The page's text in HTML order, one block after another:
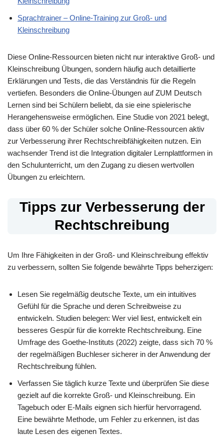
Sprachtrainer – Online-Training zur Groß- und
Kleinschreibung
Diese Online-Ressourcen bieten nicht nur interaktive Groß- und
Kleinschreibung Übungen, sondern häufig auch detaillierte
Erklärungen und Tests, die das Verständnis für die Regeln
vertiefen. Besonders die Online-Übungen auf ZUM Deutsch
Lernen sind bei Schülern beliebt, da sie eine spielerische
Herangehensweise ermöglichen. Eine Studie von 2021 belegt,
dass über 60 % der Schüler solche Online-Ressourcen aktiv
zur Verbesserung ihrer Rechtschreibfähigkeiten nutzen. Ein
wachsender Trend ist die Integration digitaler Lernplattformen in
den Schulunterricht, um den Zugang zu diesen wertvollen
Übungen zu erleichtern.
Tipps zur Verbesserung der
Rechtschreibung
Um Ihre Fähigkeiten in der Groß- und Kleinschreibung effektiv
zu verbessern, sollten Sie folgende bewährte Tipps beherzigen:
Lesen Sie regelmäßig deutsche Texte, um ein intuitives
Gefühl für die Sprache und deren Schreibweise zu
entwickeln. Studien belegen: Wer viel liest, entwickelt ein
besseres Gespür für die korrekte Rechtschreibung. Eine
Umfrage des Goethe-Instituts (2022) zeigte, dass sich 70 %
der regelmäßigen Buchleser sicherer in der Anwendung der
Rechtschreibung fühlen.
Verfassen Sie täglich kurze Texte und überprüfen Sie diese
gezielt auf die korrekte Groß- und Kleinschreibung. Ein
Tagebuch oder E-Mails eignen sich hierfür hervorragend.
Eine bewährte Methode, um Fehler zu erkennen, ist das
laute Lesen des eigenen Textes.